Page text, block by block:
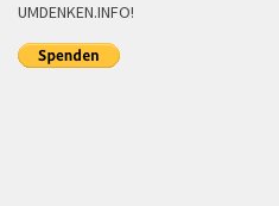
UMDENKEN.INFO!